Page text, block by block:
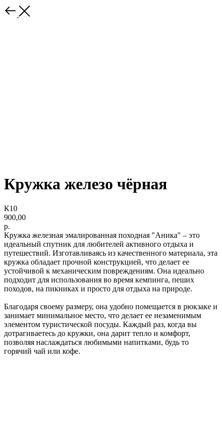
Кружка железо чёрная
К10
900,00
р.
Кружка железная эмалированная походная "Аника" – это
идеальный спутник для любителей активного отдыха и
путешествий. Изготавливаясь из качественного материала, эта
кружка обладает прочной конструкцией, что делает ее
устойчивой к механическим повреждениям. Она идеально
подходит для использования во время кемпинга, пеших
походов, на пикниках и просто для отдыха на природе.
Благодаря своему размеру, она удобно помещается в рюкзаке и
занимает минимальное место, что делает ее незаменимым
элементом туристической посуды. Каждый раз, когда вы
дотрагиваетесь до кружки, она дарит тепло и комфорт,
позволяя наслаждаться любимыми напитками, будь то
горячий чай или кофе.